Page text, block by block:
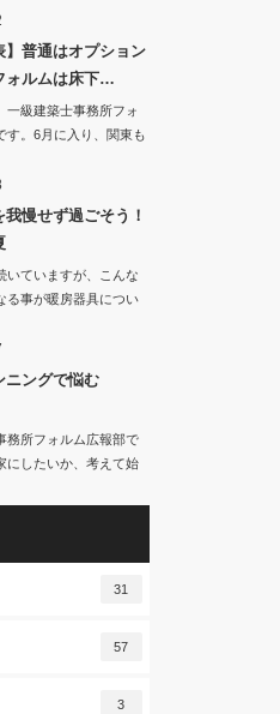
】普通はオプション
ルムは床下…
一級建築士事務所フォ
す。6月に入り、関東も
慢せず過ごそう！
いていますが、こんな
る事が暖房器具につい
ニングで悩む
務所フォルム広報部で
にしたいか、考えて始
31
57
3